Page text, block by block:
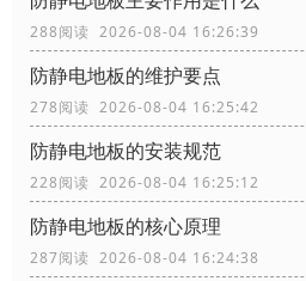
288阅读 2026-08-04 16:26:39
防静电地板的维护要点
278阅读 2026-08-04 16:25:42
防静电地板的安装规范
228阅读 2026-08-04 16:25:12
防静电地板的核心原理
287阅读 2026-08-04 16:24:38